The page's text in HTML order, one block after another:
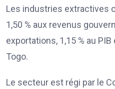
Les industries extractives
1,50 % aux revenus
exportations, 1,15 % au PIB
Togo.
Le secteur est régi par le